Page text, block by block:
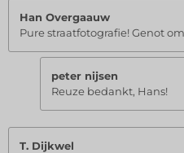
Han Overgaauw
Pure straatfotografie! Genot
peter nijsen
Reuze bedankt, Hans!
T. Dijkwel